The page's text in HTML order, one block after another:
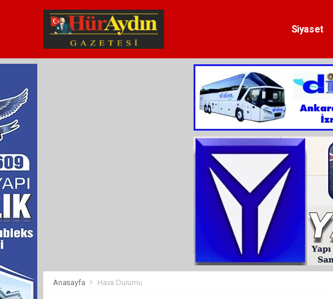
Siyaset
Anasayfa Hava Durumu